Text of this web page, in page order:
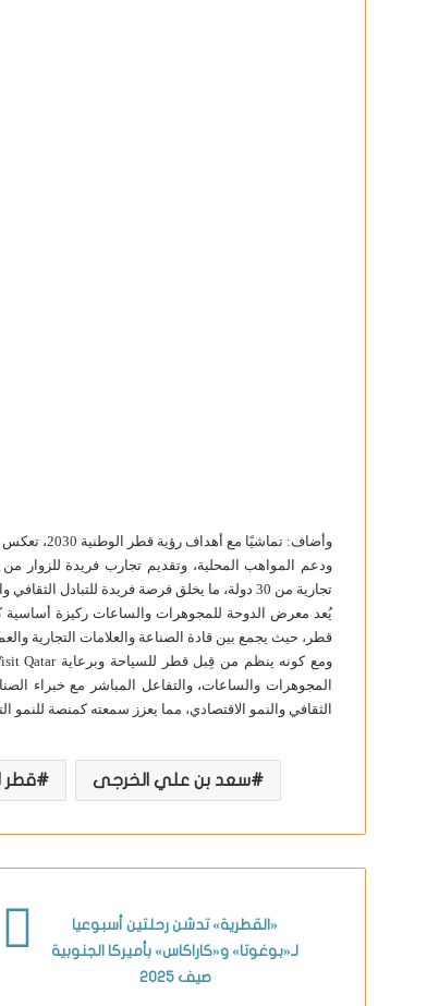
وأضاف:
تجارية من 30 دولة، ما يخلق فرصة فريدة للتبادل الثقافي والتجاري.”
يُعد معرض الدوحة للمجوهرات والساعات ركيزة أساسية
قطر، حيث يجمع بين قادة الصناعة والعلامات التجارية
المجوهرات والساعات، والتفاعل المباشر مع خبراء
الثقافي والنمو الاقتصادي، مما يعزز سمعته كمنصة للنمو
سعد بن علي الخرجى قطر
«القطرية» تدشن رحلتين أسبوعيا
لـ«بوغوتا» و«كاراكاس» بأميركا الجنوبية
صيف 2025